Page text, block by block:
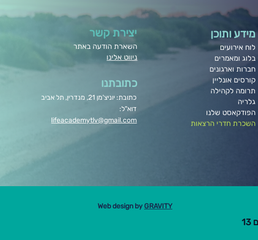
יצירת קשר
השארת הודעה באתר
ניווט אלינו
כתובתנו
כתובת: יוניצ'מן 21, מנדרין, תל אביב
דוא"ל:
lifeacademytlv@gmail.com
מידע ותוכן
לוח אירועים
בלוג ומאמרים
חברות וארגונים
קורסים אונליין
תרומה לקהילה
גלריה
הפודקאסט שלנו
השכרת חדרי הרצאות
Web design by GRAVITY
הגלישה באתר זה כוללת שימוש ב-Cookies וכלי מדידה. הפעולות מבוצעות בהתאם לסיפים 13